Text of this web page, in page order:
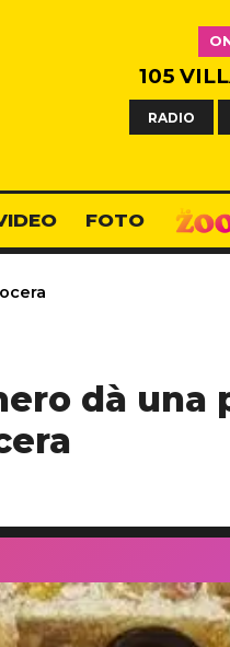
105
RADIO
FOTO
dà una